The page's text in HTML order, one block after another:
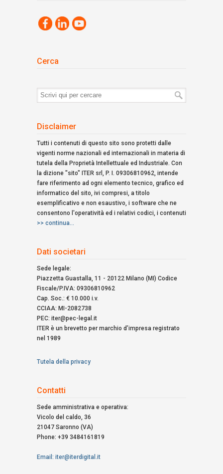
Cerca
Termini
ricerca:
Disclaimer
Tutti i contenuti di questo sito sono protetti dalle
vigenti norme nazionali ed internazionali in materia di
tutela della Proprietà Intellettuale ed Industriale. Con
la dizione "sito" ITER srl, P. I. 09306810962, intende
fare riferimento ad ogni elemento tecnico, grafico ed
informatico del sito, ivi compresi, a titolo
esemplificativo e non esaustivo, i software che ne
consentono l'operatività ed i relativi codici, i contenuti
>> continua...
Dati societari
Sede legale:
Piazzetta Guastalla, 11 - 20122 Milano (MI) Codice
Fiscale/P.IVA: 09306810962
Cap. Soc.: € 10.000 i.v.
CCIAA: MI-2082738
PEC: iter@pec-legal.it
ITER è un brevetto per marchio d’impresa registrato
nel 1989
Tutela della privacy
Contatti
Sede amministrativa e operativa:
Vicolo del caldo, 36
21047 Saronno (VA)
Phone: +39 3484161819
Email: iter@iterdigital.it